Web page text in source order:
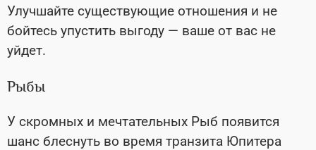
Улучшайте существующие отношения и не
бойтесь упустить выгоду — ваше от вас не
уйдет.
Рыбы
У скромных и мечтательных Рыб появится
шанс блеснуть во время транзита Юпитера